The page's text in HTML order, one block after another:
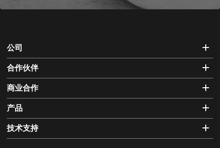
公司
合作伙伴
商业合作
产品
技术支持